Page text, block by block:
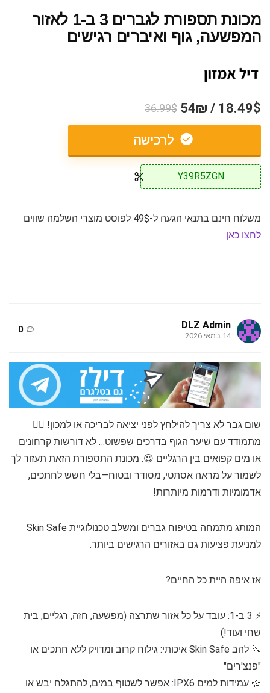
מכונת תספורת לגברים 3 ב-1 לאזור
המפשעה, גוף ואיברים רגישים
18.49$ / 54₪
36.99$
לרכישה
Y39R5ZGN
משלוח חינם בתנאי הגעה ל-49$ לפוסט מוצרי השלמה שווים
לחצו כאן
DLZ Admin
14 במאי 2026
0
שום גבר לא צריך להילחץ לפני יציאה לבריכה או למכון! 🏊‍♂️
מתמודד עם שיער הגוף בדרכים שפשוט… לא דורשות קרחונים
או מים קפואים בין הרגליים 😉. מכונת התספורת הזאת תעזור לך
לשמור על מראה אסתטי, מסודר ובטוח—בלי חשש לחתכים,
אדמומיות ודרמות מיותרות!
המותג מתמחה בטיפוח גברים ומשלב טכנולוגיית Skin Safe
למניעת פציעות גם באזורים הרגישים ביותר.
אז איפה היית כל החיים?
⚡ 3 ב-1: עובד על כל אזור שתרצה (מפשעה, חזה, רגליים, בית
שחי ועוד!)
🔪 להב Skin Safe איכותי: גילוח קרוב ומדויק ללא חתכים או
"פנצ'רים"
💦 עמידות למים IPX6: אפשר לשטוף במים, להתגלח יבש או